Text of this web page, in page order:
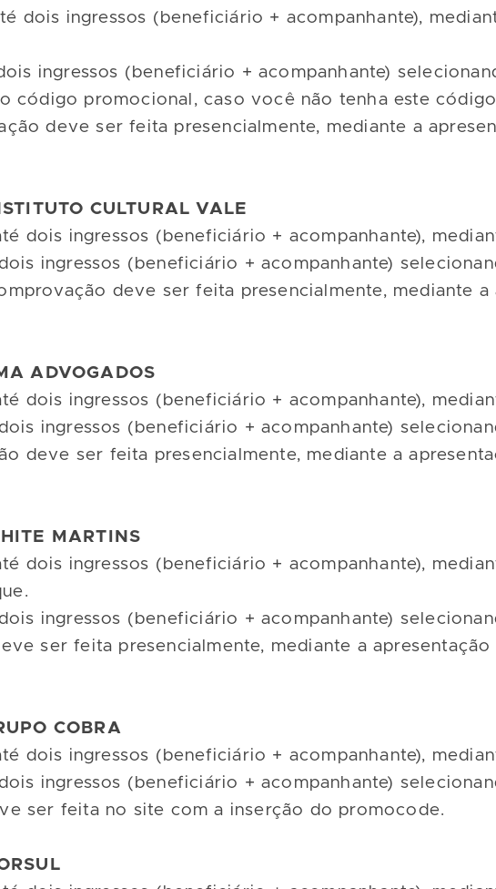
dois ingressos (beneficiário + acompanhante),
ingressos (beneficiário + acompanhante)
código promocional, caso você não tenha este
deve ser feita presencialmente, mediante a
CULTURAL VALE
dois ingressos (beneficiário + acompanhante),
ingressos (beneficiário + acompanhante)
deve ser feita presencialmente, mediante
ADVOGADOS
dois ingressos (beneficiário + acompanhante),
ingressos (beneficiário + acompanhante)
deve ser feita presencialmente, mediante a
MARTINS
dois ingressos (beneficiário + acompanhante),
ingressos (beneficiário + acompanhante)
ser feita presencialmente, mediante a
COBRA
dois ingressos (beneficiário + acompanhante),
ingressos (beneficiário + acompanhante)
ser feita no site com a inserção do promocode.